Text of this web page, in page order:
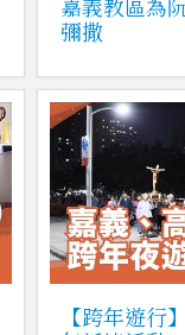
彌撒
【跨年遊行